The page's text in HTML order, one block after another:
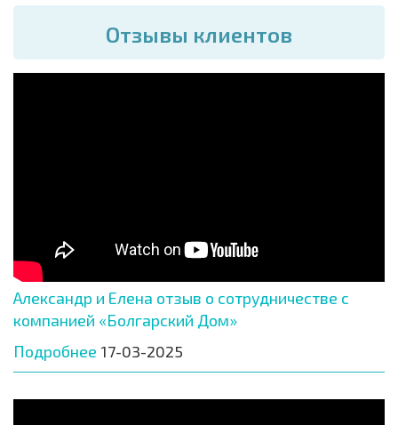
Отзывы клиентов
Александр и Елена отзыв о сотрудничестве с
компанией «Болгарский Дом»
Подробнее 17-03-2025